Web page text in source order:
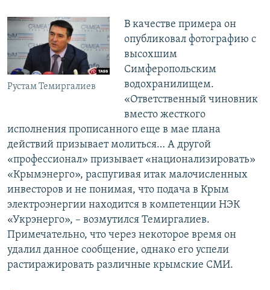
Рустам Темиргалиев
В качестве примера он
опубликовал фотографию с
высохшим
Симферопольским
водохранилищем.
«Ответственный чиновник
вместо жесткого
исполнения прописанного еще в мае плана
действий призывает молиться… А другой
«профессионал» призывает «национализировать»
«Крымэнерго», распугивая итак малочисленных
инвесторов и не понимая, что подача в Крым
электроэнергии находится в компетенции НЭК
«Укрэнерго», – возмутился Темиргалиев.
Примечательно, что через некоторое время он
удалил данное сообщение, однако его успели
растиражировать различные крымские СМИ.